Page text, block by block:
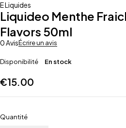
E Liquides
Liquideo Menthe
Flavors 50ml
0 AvisÉcrire un avis
Disponibilité En stock
€15.00
Quantité